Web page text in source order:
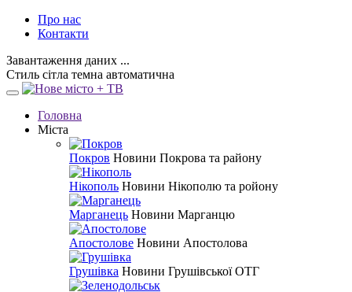
Про нас
Контакти
Завантаження даних ...
Стиль сітла темна автоматична
Головна
Міста
Покров Новини Покрова та району
Нікополь Новини Нікополю та ройону
Марганець Новини Марганцю
Апостолове Новини Апостолова
Грушівка Новини Грушівської ОТГ